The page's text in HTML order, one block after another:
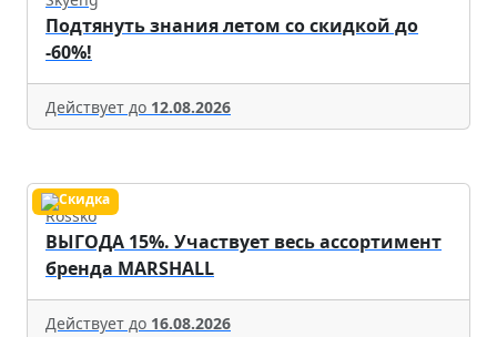
Подтянуть знания летом со скидкой до
-60%!
Действует до 12.08.2026
Rossko
ВЫГОДА 15%. Участвует весь ассортимент
бренда MARSHALL
Действует до 16.08.2026